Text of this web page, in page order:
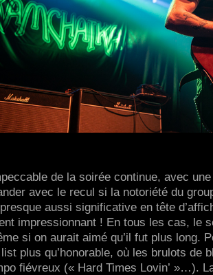
de la soirée continue, avec
avec le recul si la notoriété du
aussi significative en tête
impressionnant ! En tous les cas, le
si on aurait aimé qu’il fut plus long.
plus qu’honorable, où les brulots de
fiévreux (« Hard Times Lovin’ »…).